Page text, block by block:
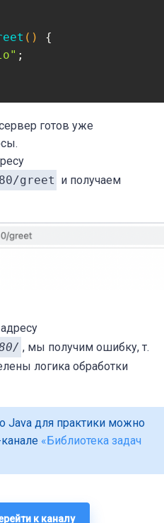
()
{
;
готов уже
greet и получаем
, мы получим ошибку, т.
логика обработки
Java для практики можно
«Библиотека задач
к каналу